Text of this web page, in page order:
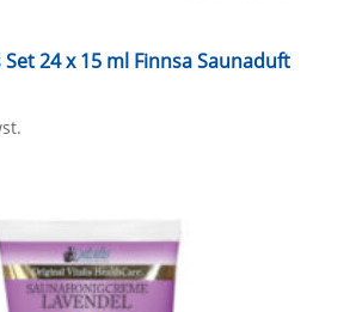
24 x 15 ml Finnsa Saunaduft